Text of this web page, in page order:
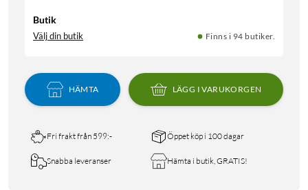
Butik
Välj din butik Finns i 94 butiker.
HÄMTA LÄGG I VARUKORGEN
Fri frakt från 599:- Öppet köp i 100 dagar
Snabba leveranser Hämta i butik, GRATIS!